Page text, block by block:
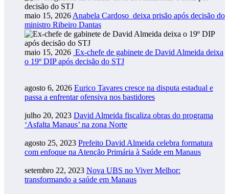
maio 15, 2026 Anabela Cardoso deixa prisão após decisão do
ministro Ribeiro Dantas
maio 15, 2026 Ex-chefe de gabinete de David Almeida deixa
o 19º DIP após decisão do STJ
agosto 6, 2026 Eurico Tavares cresce na disputa estadual e
passa a enfrentar ofensiva nos bastidores
julho 20, 2023 David Almeida fiscaliza obras do programa
‘Asfalta Manaus’ na zona Norte
agosto 25, 2023 Prefeito David Almeida celebra formatura
com enfoque na Atenção Primária à Saúde em Manaus
setembro 22, 2023 Nova UBS no Viver Melhor:
transformando a saúde em Manaus